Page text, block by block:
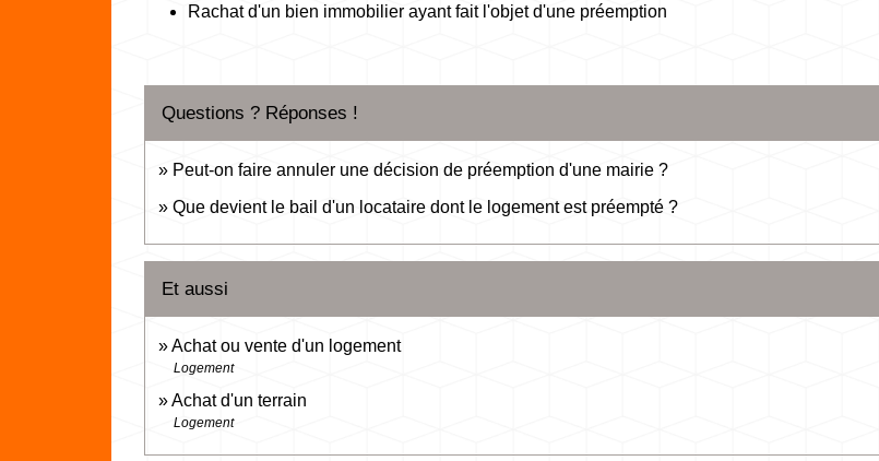
Rachat d'un bien immobilier ayant fait l'objet d'une préemption
Questions ? Réponses !
Peut-on faire annuler une décision de préemption d'une mairie ?
Que devient le bail d'un locataire dont le logement est préempté ?
Et aussi
Achat ou vente d'un logement
Logement
Achat d'un terrain
Logement